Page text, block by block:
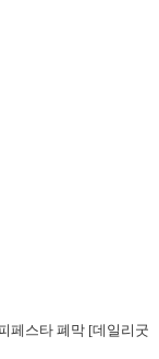
페스타 폐막 [데일리굿